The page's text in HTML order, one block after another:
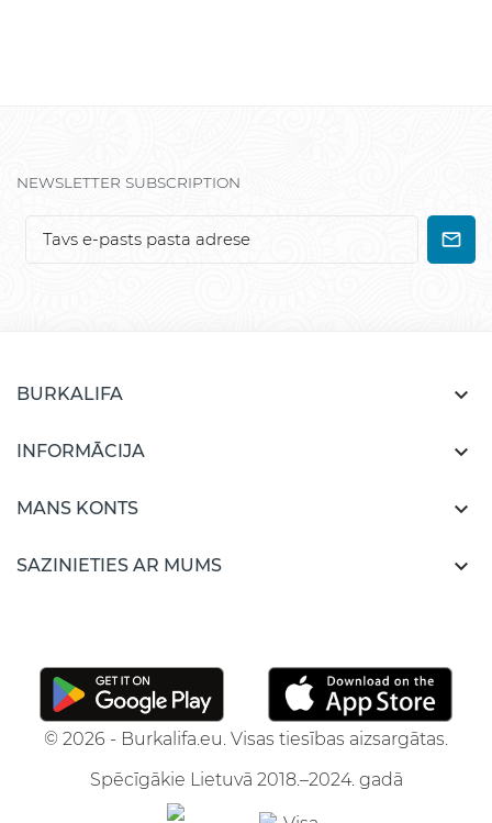
NEWSLETTER SUBSCRIPTION
BURKALIFA 
INFORMĀCIJA 
MANS KONTS 
SAZINIETIES AR MUMS 
© 2026 - Burkalifa.eu. Visas tiesības aizsargātas.
Spēcīgākie Lietuvā 2018.–2024. gadā